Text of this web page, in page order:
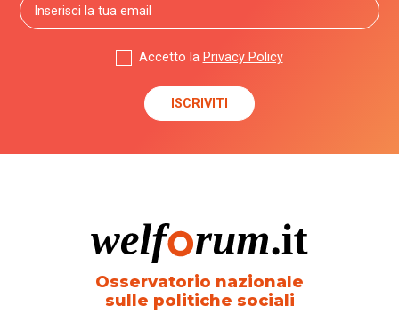
Accetto la Privacy Policy
Osservatorio nazionale
sulle politiche sociali